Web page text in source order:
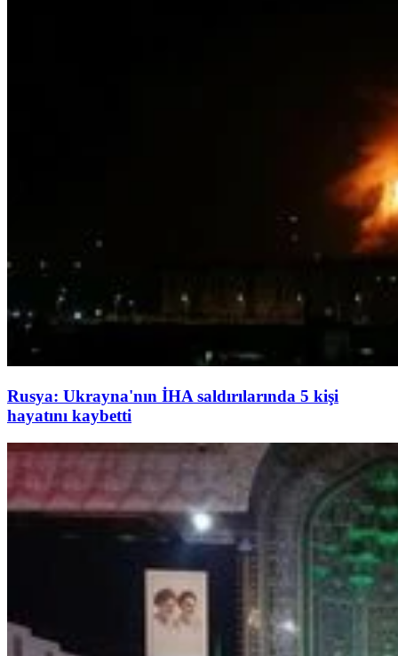
Rusya: Ukrayna'nın İHA saldırılarında 5 kişi
hayatını kaybetti